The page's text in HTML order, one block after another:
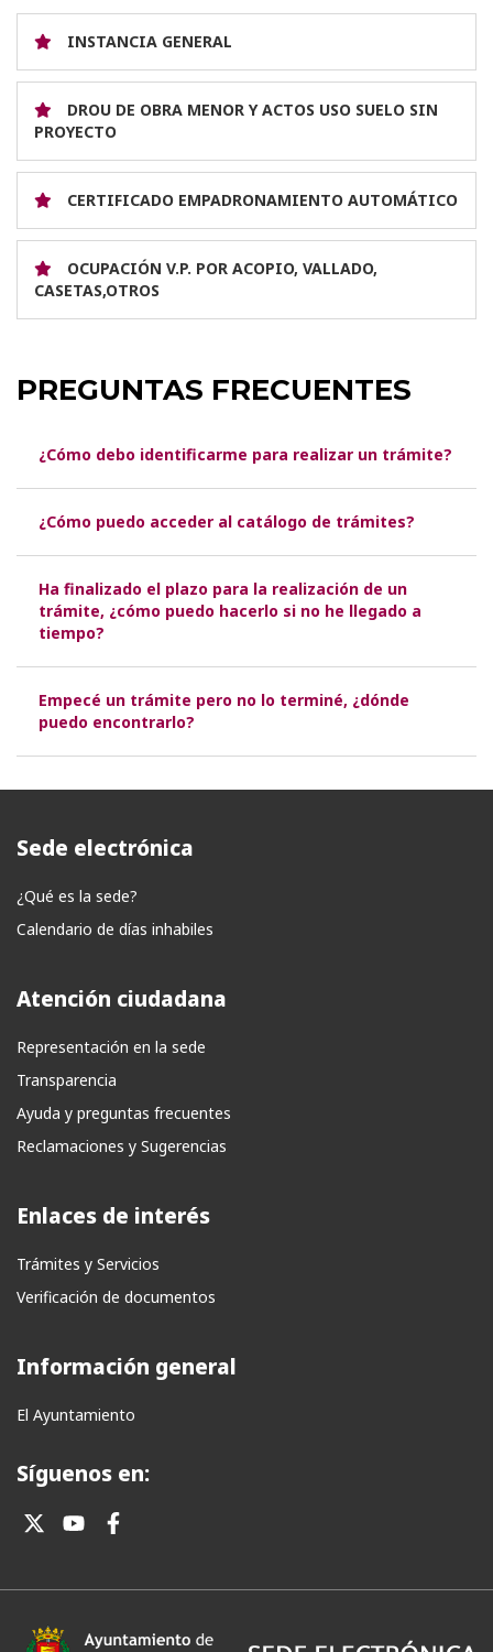
INSTANCIA GENERAL
DROU DE OBRA MENOR Y ACTOS USO SUELO SIN
PROYECTO
CERTIFICADO EMPADRONAMIENTO AUTOMÁTICO
OCUPACIÓN V.P. POR ACOPIO, VALLADO,
CASETAS,OTROS
PREGUNTAS FRECUENTES
¿Cómo debo identificarme para realizar un trámite?
¿Cómo puedo acceder al catálogo de trámites?
Ha finalizado el plazo para la realización de un
trámite, ¿cómo puedo hacerlo si no he llegado a
tiempo?
Empecé un trámite pero no lo terminé, ¿dónde
puedo encontrarlo?
Sede electrónica
¿Qué es la sede?
Calendario de días inhabiles
Atención ciudadana
Representación en la sede
Transparencia
Ayuda y preguntas frecuentes
Reclamaciones y Sugerencias
Enlaces de interés
Trámites y Servicios
Verificación de documentos
Información general
El Ayuntamiento
Síguenos en: